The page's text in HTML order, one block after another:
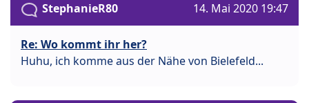
StephanieR80 14. Mai 2020 19:47
Re: Wo kommt ihr her?
Huhu, ich komme aus der Nähe von Bielefeld...